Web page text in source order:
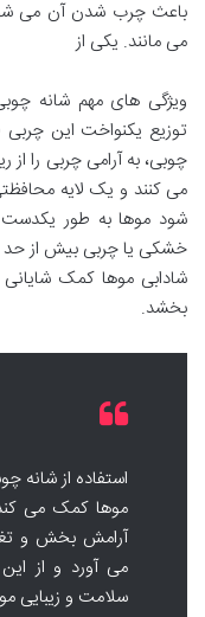
باعث چرب شدن آن می
می مانند. یکی از
توزیع یکنواخت این
چوبی، به آرامی چربی را
می کنند و یک لایه
شود موها به طور یکدست
خشکی یا چربی بیش از
شادابی موها کمک
بخشد.
موها کمک می
آرامش بخش و
می آورد و از
سلامت و زیبایی